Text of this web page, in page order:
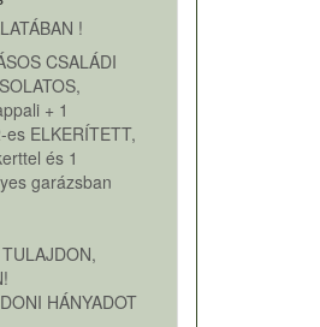
!
CSALÁDI
+ 1
ELKERÍTETT,
és 1
garázsban
HÁNYADOT